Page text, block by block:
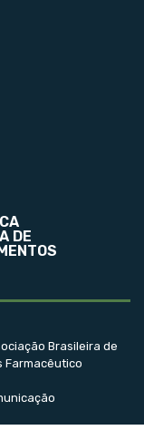
DE
Brasileira de
Farmacêutico